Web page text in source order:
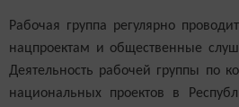
Рабочая группа регулярно
нацпроектам и общественные
Деятельность рабочей группы по
национальных проектов в